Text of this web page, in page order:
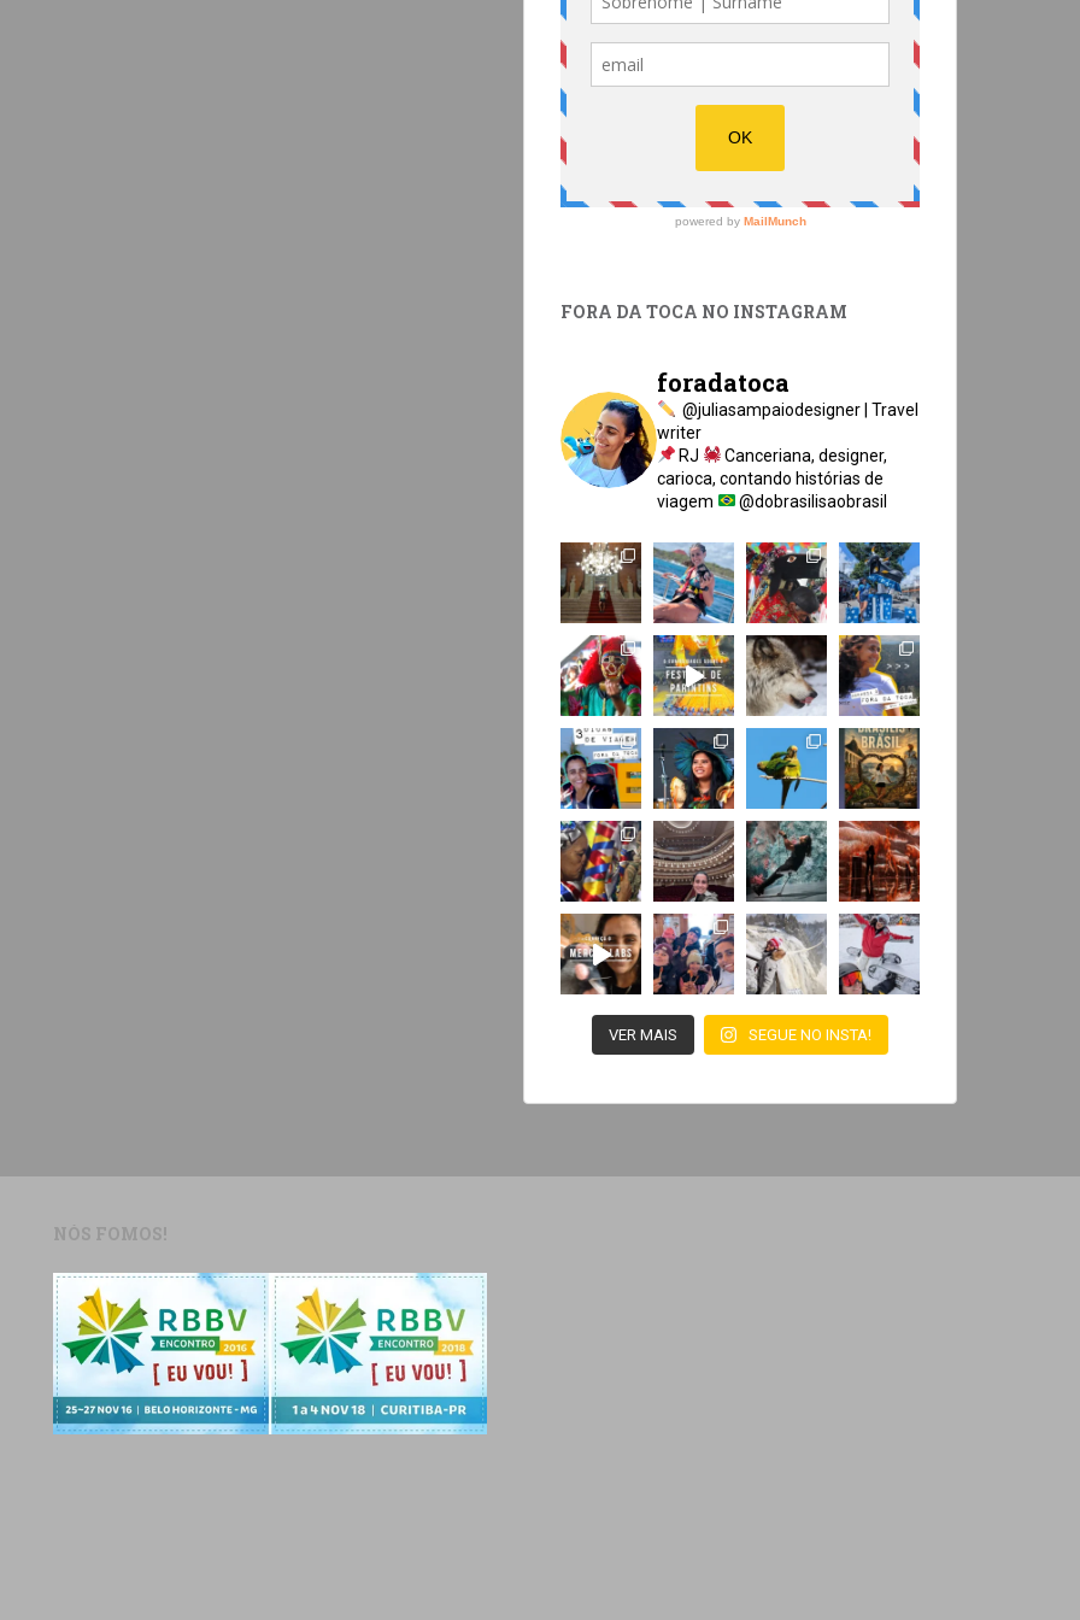
FORA DA TOCA NO INSTAGRAM
foradatoca
@juliasampaiodesigner | Travel
writer
RJ
Canceriana, designer,
carioca, contando histórias de
viagem
@dobrasilisaobrasil
VER MAIS SEGUE NO INSTA!
NÓS FOMOS!